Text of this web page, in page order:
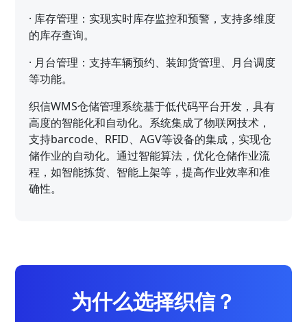
· 库存管理：实现实时库存监控和预警，支持多维度
的库存查询。
· 月台管理：支持车辆预约、装卸货管理、月台调度
等功能。
织信WMS仓储管理系统基于低代码平台开发，具有
高度的智能化和自动化。系统集成了物联网技术，
支持barcode、RFID、AGV等设备的集成，实现仓
储作业的自动化。通过智能算法，优化仓储作业流
程，如智能拣货、智能上架等，提高作业效率和准
确性。
为什么选择织信？